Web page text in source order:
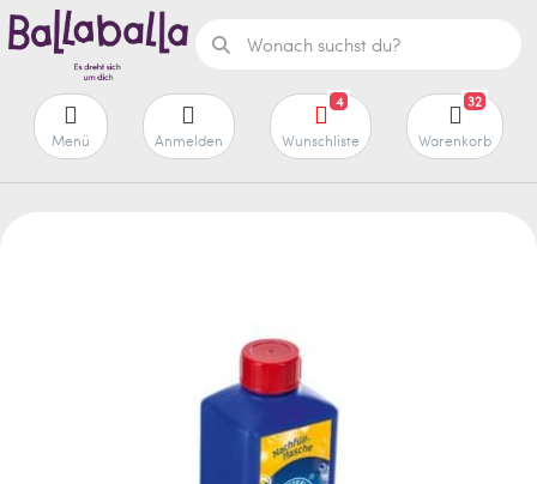
Menü Anmelden
4
Wunschliste
32
Warenkorb